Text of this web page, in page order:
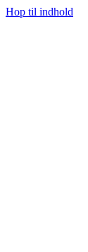
Hop til indhold